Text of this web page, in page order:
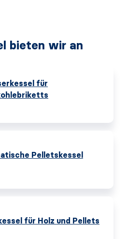
bieten wir an
für
Pelletskessel
für Holz und Pellets